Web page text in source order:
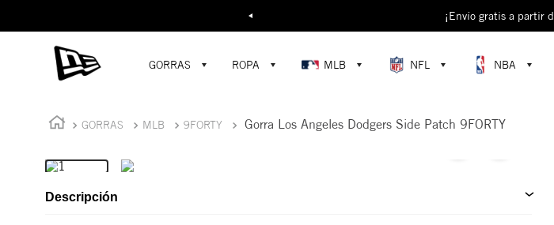
Buscar... ¡Envío gratis a partir
¡Descubre colecciones exclusivas en la
GORRAS ROPA MLB NFL NBA
GORRAS MLB 9FORTY Gorra Los Angeles Dodgers Side Patch 9FORTY
Descripción